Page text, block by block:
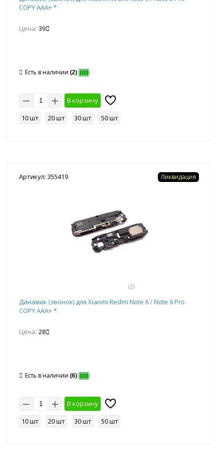
COPY AAA+ *
Цена: 39
Есть в наличии (2)
В корзину
10 шт
20 шт 30 шт 50 шт
Артикул: 355419
(2)
Ликвидация
Динамик (звонок) для Xiaomi Redmi Note 6 / Note 6 Pro
COPY AAA+ *
Цена: 28
Есть в наличии (6)
В корзину
10 шт
20 шт 30 шт 50 шт